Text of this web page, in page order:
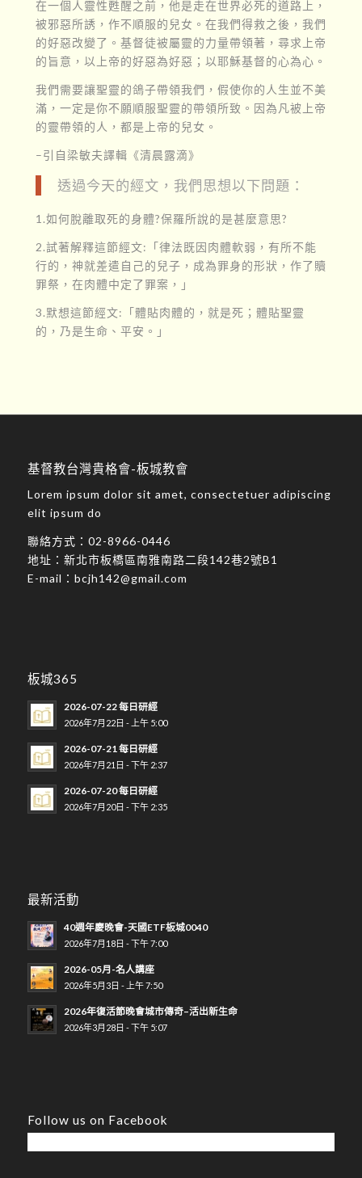
在一個人靈性甦醒之前，他是走在世界必死的道路上，
被邪惡所誘，作不順服的兒女。在我們得救之後，我們
的好惡改變了。基督徒被屬靈的力量帶領著，尋求上帝
的旨意，以上帝的好惡為好惡；以耶穌基督的心為心。
我們需要讓聖靈的鴿子帶領我們，假使你的人生並不美
滿，一定是你不願順服聖靈的帶領所致。因為凡被上帝
的靈帶領的人，都是上帝的兒女。
–引自梁敏夫譯輯《清晨露滴》
透過今天的經文，我們思想以下問題：
1.如何脫離取死的身體?保羅所說的是甚麼意思?
2.試著解釋這節經文:「律法既因肉體軟弱，有所不能
行的，神就差遣自己的兒子，成為罪身的形狀，作了贖
罪祭，在肉體中定了罪案，」
3.默想這節經文:「體貼肉體的，就是死；體貼聖靈
的，乃是生命、平安。」
基督教台灣貴格會-板城教會
Lorem ipsum dolor sit amet, consectetuer adipiscing
elit ipsum do
聯絡方式： 02-8966-0446
地址： 新北市板橋區南雅南路二段142巷2號B1
E-mail： bcjh142@gmail.com
板城365
2026-07-22 每日研經
2026年7月22日 - 上午 5:00
2026-07-21 每日研經
2026年7月21日 - 下午 2:37
2026-07-20 每日研經
2026年7月20日 - 下午 2:35
最新活動
40週年慶晚會-天國ETF板城0040
2026年7月18日 - 下午 7:00
2026-05月-名人講座
2026年5月3日 - 上午 7:50
2026年復活節晚會城市傳奇–活出新生命
2026年3月28日 - 下午 5:07
Follow us on Facebook